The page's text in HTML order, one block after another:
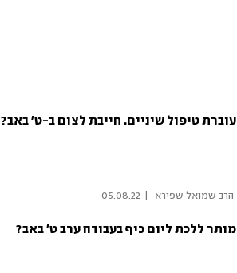
עוברת טיפול שיניים. חייבת לצום ב-ט' באב?
הרב שמואל שפירא 05.08.22
מותר ללכת ליום כיף בעבודה ערב ט' באב?